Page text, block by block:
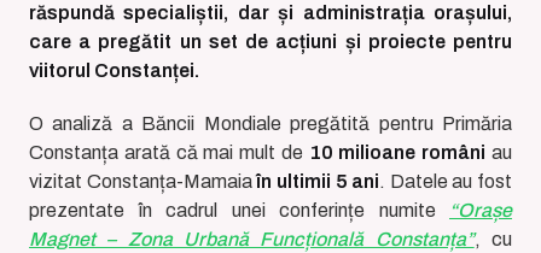
răspundă specialiștii, dar și administrația orașului,
care a pregătit un set de acțiuni și proiecte pentru
viitorul Constanței.
O analiză a Băncii Mondiale pregătită pentru Primăria
Constanța arată că mai mult de 10 milioane români au
vizitat Constanța-Mamaiaîn ultimii 5 ani. Datele au fost
prezentate în cadrul unei conferințe numite
“Orașe
Magnet – Zona Urbană Funcțională Constanța”, cu